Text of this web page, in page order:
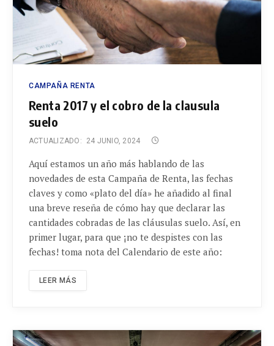
CAMPAÑA RENTA
Renta 2017 y el cobro de la clausula
suelo
ACTUALIZADO: 24 JUNIO, 2024
Aquí estamos un año más hablando de las
novedades de esta Campaña de Renta, las fechas
claves y como «plato del día» he añadido al final
una breve reseña de cómo hay que declarar las
cantidades cobradas de las cláusulas suelo. Así, en
primer lugar, para que ¡no te despistes con las
fechas! toma nota del Calendario de este año:
LEER MÁS